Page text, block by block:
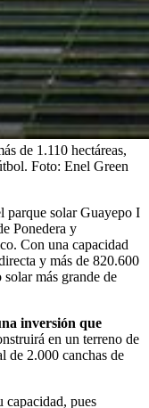
de 1.110 hectáreas,
Foto: Enel Green
parque solar Guayepo I
Ponedera y
Con una capacidad
y más de 820.600
más grande de
inversión que
en un terreno de
de 2.000 canchas de
capacidad, pues